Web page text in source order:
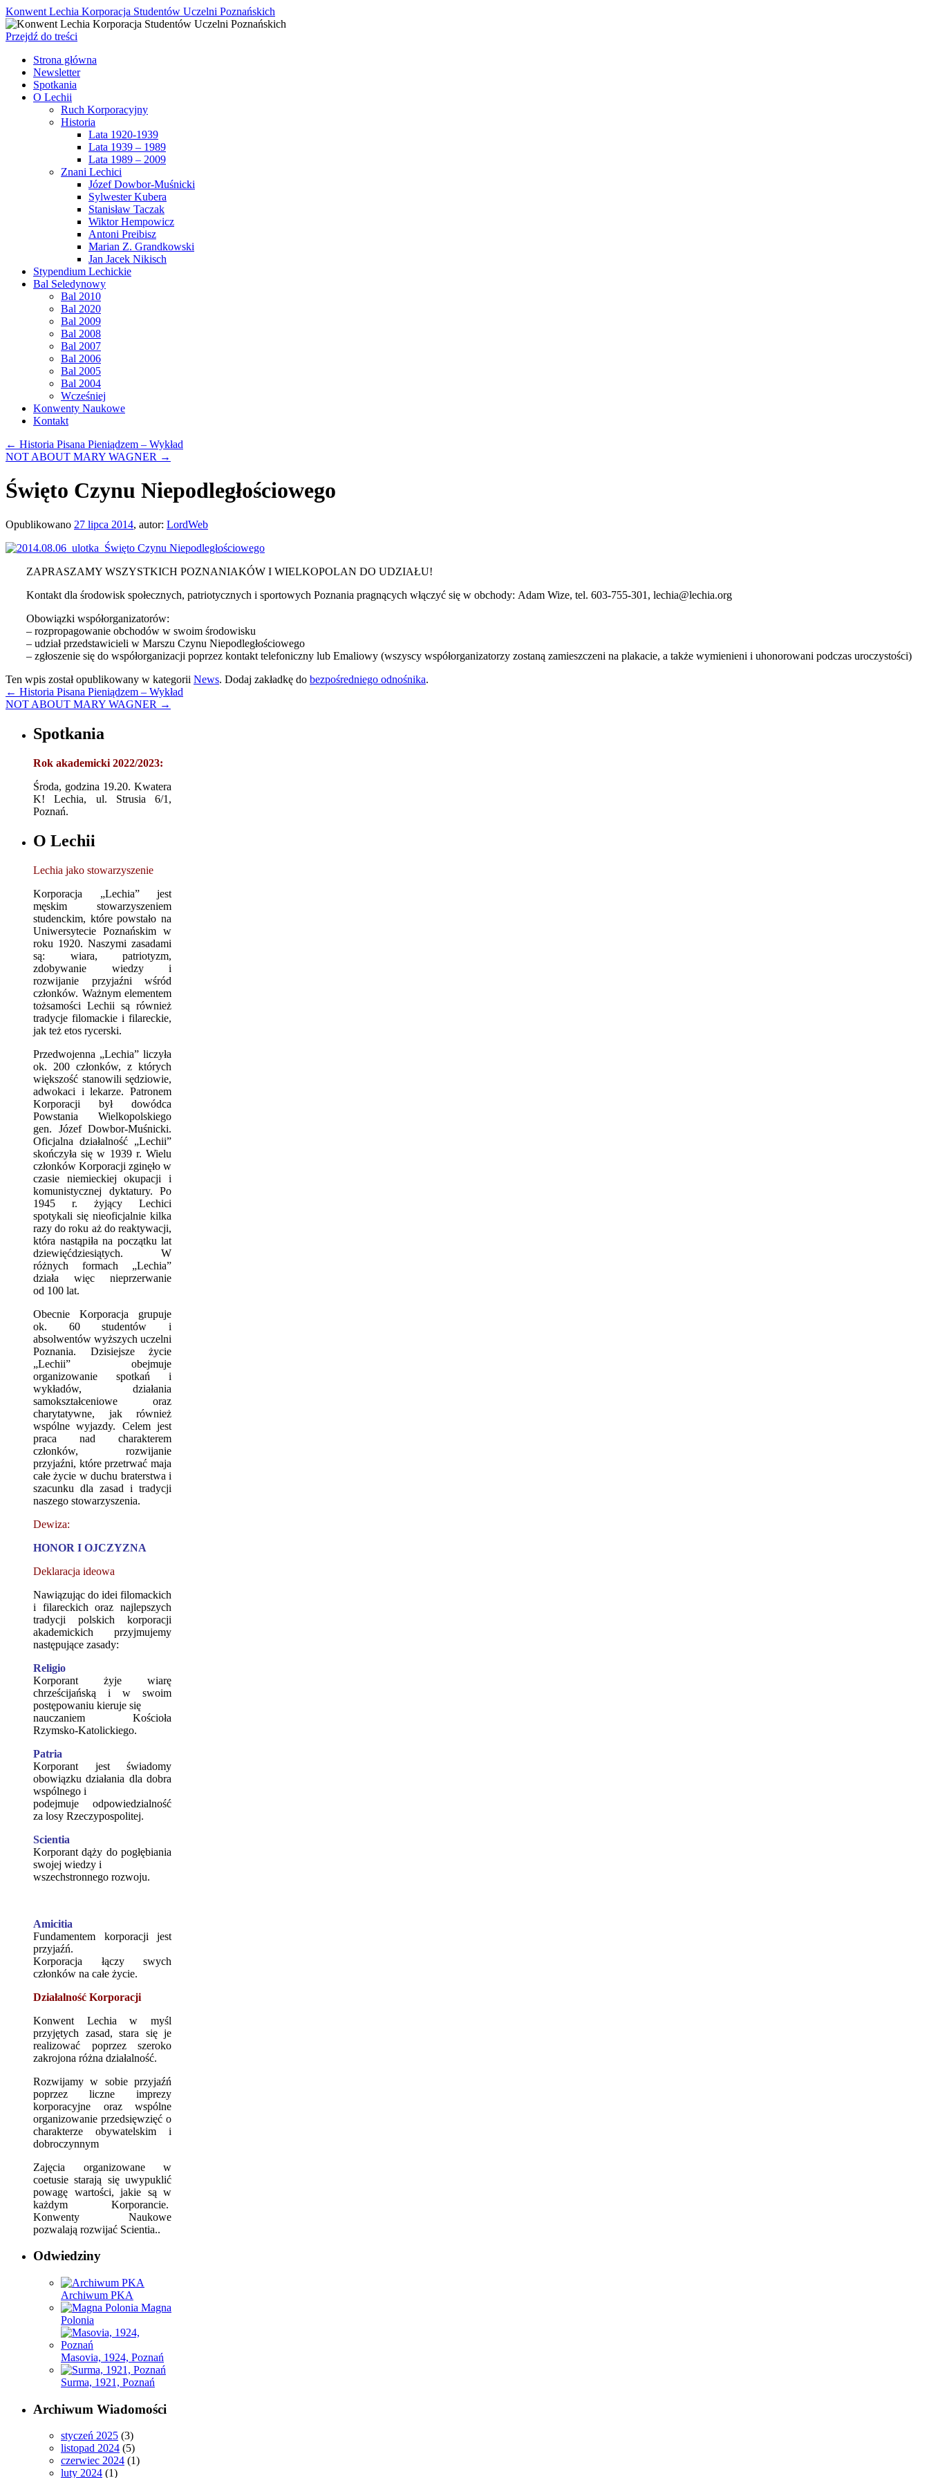
Konwent Lechia Korporacja Studentów Uczelni Poznańskich
Przejdź do treści
Strona główna
Newsletter
Spotkania
O Lechii
Ruch Korporacyjny
Historia
Lata 1920-1939
Lata 1939 – 1989
Lata 1989 – 2009
Znani Lechici
Józef Dowbor-Muśnicki
Sylwester Kubera
Stanisław Taczak
Wiktor Hempowicz
Antoni Preibisz
Marian Z. Grandkowski
Jan Jacek Nikisch
Stypendium Lechickie
Bal Seledynowy
Bal 2010
Bal 2020
Bal 2009
Bal 2008
Bal 2007
Bal 2006
Bal 2005
Bal 2004
Wcześniej
Konwenty Naukowe
Kontakt
← Historia Pisana Pieniądzem – Wykład
NOT ABOUT MARY WAGNER →
Święto Czynu Niepodległościowego
Opublikowano 27 lipca 2014, autor: LordWeb
ZAPRASZAMY WSZYSTKICH POZNANIAKÓW I WIELKOPOLAN DO UDZIAŁU!
Kontakt dla środowisk społecznych, patriotycznych i sportowych Poznania pragnących włączyć się w obchody: Adam Wize, tel. 603-755-301, lechia@lechia.org
Obowiązki współorganizatorów:
– rozpropagowanie obchodów w swoim środowisku
– udział przedstawicieli w Marszu Czynu Niepodległościowego
– zgłoszenie się do współorganizacji poprzez kontakt telefoniczny lub Emaliowy (wszyscy współorganizatorzy zostaną zamieszczeni na plakacie, a także wymienieni i uhonorowani podczas uroczystości)
Ten wpis został opublikowany w kategorii News. Dodaj zakładkę do bezpośredniego odnośnika.
← Historia Pisana Pieniądzem – Wykład
NOT ABOUT MARY WAGNER →
Spotkania
Rok akademicki 2022/2023:
Środa, godzina 19.20. Kwatera
K! Lechia, ul. Strusia 6/1,
Poznań.
O Lechii
Lechia jako stowarzyszenie
Korporacja „Lechia” jest
męskim stowarzyszeniem
studenckim, które powstało na
Uniwersytecie Poznańskim w
roku 1920. Naszymi zasadami
są: wiara, patriotyzm,
zdobywanie wiedzy i
rozwijanie przyjaźni wśród
członków. Ważnym elementem
tożsamości Lechii są również
tradycje filomackie i filareckie,
jak też etos rycerski.
Przedwojenna „Lechia” liczyła
ok. 200 członków, z których
większość stanowili sędziowie,
adwokaci i lekarze. Patronem
Korporacji był dowódca
Powstania Wielkopolskiego
gen. Józef Dowbor-Muśnicki.
Oficjalna działalność „Lechii”
skończyła się w 1939 r. Wielu
członków Korporacji zginęło w
czasie niemieckiej okupacji i
komunistycznej dyktatury. Po
1945 r. żyjący Lechici
spotykali się nieoficjalnie kilka
razy do roku aż do reaktywacji,
która nastąpiła na początku lat
dziewięćdziesiątych. W
różnych formach „Lechia”
działa więc nieprzerwanie
od 100 lat.
Obecnie Korporacja grupuje
ok. 60 studentów i
absolwentów wyższych uczelni
Poznania. Dzisiejsze życie
„Lechii” obejmuje
organizowanie spotkań i
wykładów, działania
samokształceniowe oraz
charytatywne, jak również
wspólne wyjazdy. Celem jest
praca nad charakterem
członków, rozwijanie
przyjaźni, które przetrwać maja
całe życie w duchu braterstwa i
szacunku dla zasad i tradycji
naszego stowarzyszenia.
Dewiza:
HONOR I OJCZYZNA
Deklaracja ideowa
Nawiązując do idei filomackich
i filareckich oraz najlepszych
tradycji polskich korporacji
akademickich przyjmujemy
następujące zasady:
Religio
Korporant żyje wiarę
chrześcijańską i w swoim
postępowaniu kieruje się
nauczaniem Kościoła
Rzymsko-Katolickiego.
Patria
Korporant jest świadomy
obowiązku działania dla dobra
wspólnego i
podejmuje odpowiedzialność
za losy Rzeczypospolitej.
Scientia
Korporant dąży do pogłębiania
swojej wiedzy i
wszechstronnego rozwoju.
Amicitia
Fundamentem korporacji jest
przyjaźń.
Korporacja łączy swych
członków na całe życie.
Działalność Korporacji
Konwent Lechia w myśl
przyjętych zasad, stara się je
realizować poprzez szeroko
zakrojona różna działalność.
Rozwijamy w sobie przyjaźń
poprzez liczne imprezy
korporacyjne oraz wspólne
organizowanie przedsięwzięć o
charakterze obywatelskim i
dobroczynnym
Zajęcia organizowane w
coetusie starają się uwypuklić
powagę wartości, jakie są w
każdym Korporancie.
Konwenty Naukowe
pozwalają rozwijać Scientia..
Odwiedziny
Archiwum PKA
Magna
Polonia
Masovia, 1924, Poznań
Surma, 1921, Poznań
Archiwum Wiadomości
styczeń 2025 (3)
listopad 2024 (5)
czerwiec 2024 (1)
luty 2024 (1)